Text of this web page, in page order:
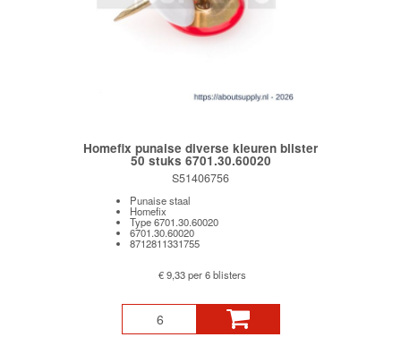
Homefix punaise diverse kleuren blister
50 stuks 6701.30.60020
S51406756
Punaise staal
Homefix
Type 6701.30.60020
6701.30.60020
8712811331755
€ 9,33 per 6 blisters